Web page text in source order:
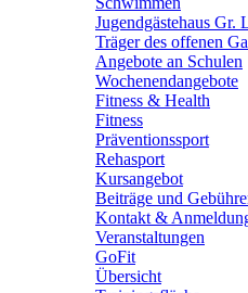
Jugendgästehaus Gr.
Träger des offenen
Angebote an Schulen
Wochenendangebote
Fitness & Health
Fitness
Präventionssport
Rehasport
Kursangebot
Beiträge und
Kontakt &
Veranstaltungen
GoFit
Übersicht